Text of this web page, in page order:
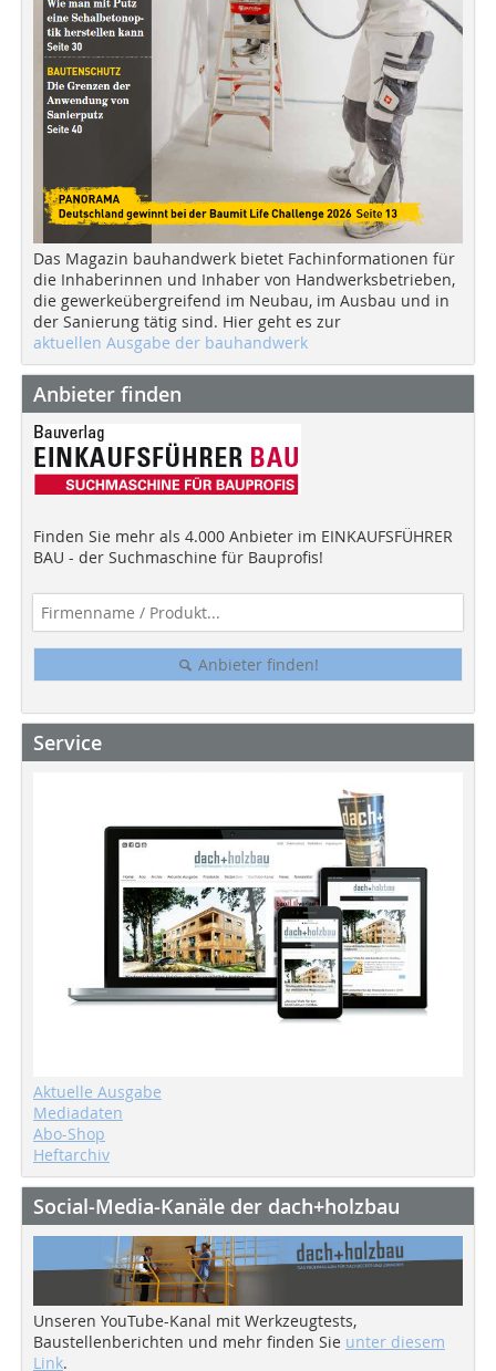
Das Magazin bauhandwerk bietet Fachinformationen für
die Inhaberinnen und Inhaber von Handwerksbetrieben,
die gewerkeübergreifend im Neubau, im Ausbau und in
der Sanierung tätig sind. Hier geht es zur
aktuellen Ausgabe der bauhandwerk
Anbieter finden
Finden Sie mehr als 4.000 Anbieter im EINKAUFSFÜHRER
BAU - der Suchmaschine für Bauprofis!
Anbieter finden!
Service
Aktuelle Ausgabe
Mediadaten
Abo-Shop
Heftarchiv
Social-Media-Kanäle der dach+holzbau
Unseren YouTube-Kanal mit Werkzeugtests,
Baustellenberichten und mehr finden Sie unter diesem
Link.